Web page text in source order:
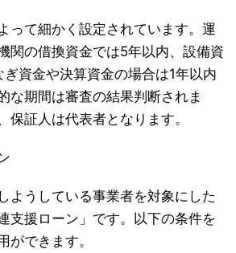
って細かく設定されています。運
関の借換資金では5年以内、設備資
資金や決算資金の場合は1年以内
な期間は審査の結果判断されま
保証人は代表者となります。
ようしている事業者を対象にした
支援ローン」です。以下の条件を
ができます。